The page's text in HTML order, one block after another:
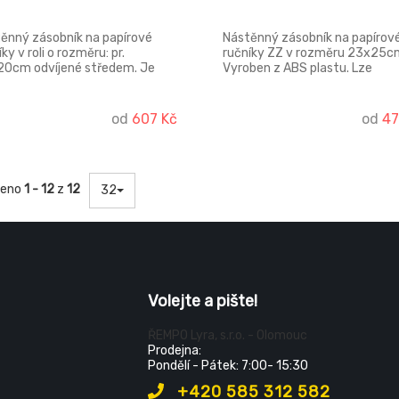
zásobník na papírové
v roli o rozměru: pr.
odvíjené středem. Je
kuchyně a dílny. Vyroben je z
plastu se světle šedou
od 607 Kč
Nástěnný zásobník na
ručníky ZZ v rozměru
Vyroben z ABS plastu. Lze
od
1 - 12 z 12 32
Volejte a pište!
ŘEMPO Lyra, s.r.o. - Olomouc
Prodejna:
Pondělí - Pátek: 7:00- 15:30
+420 585 312 582